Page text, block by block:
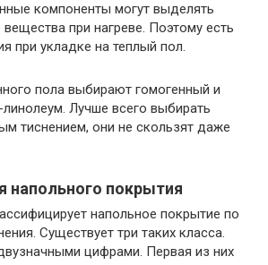
компоненты могут выделять
при нагреве. Поэтому есть
при укладке на теплый пол.
пола выбирают гомогенный и
Лучше всего выбирать
тиснением, они не скользят даже
напольного покрытия
напольное покрытие по
Существует три таких класса.
цифрами. Первая из них